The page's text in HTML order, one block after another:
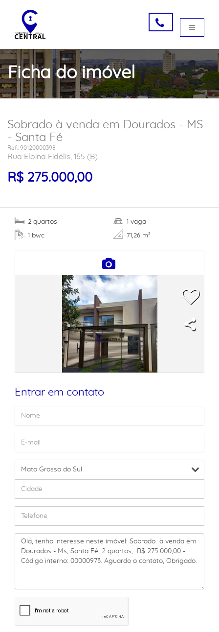
Ficha do imóvel
Sobrado à venda em Dourados - MS
- Santa Fé
Ref.: 90120000398
Rua Eloina Fidélis, 165 (B)
R$ 275.000,00
2 quartos
1 bwc
1 vaga
71,26 m²
Entrar em contato